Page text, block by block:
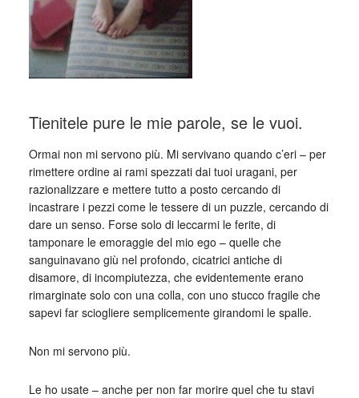
Tienitele pure le mie parole, se le vuoi.
Ormai non mi servono più. Mi servivano quando c’eri – per
rimettere ordine ai rami spezzati dai tuoi uragani, per
razionalizzare e mettere tutto a posto cercando di
incastrare i pezzi come le tessere di un puzzle, cercando di
dare un senso. Forse solo di leccarmi le ferite, di
tamponare le emoraggie del mio ego – quelle che
sanguinavano giù nel profondo, cicatrici antiche di
disamore, di incompiutezza, che evidentemente erano
rimarginate solo con una colla, con uno stucco fragile che
sapevi far sciogliere semplicemente girandomi le spalle.
Non mi servono più.
Le ho usate – anche per non far morire quel che tu stavi